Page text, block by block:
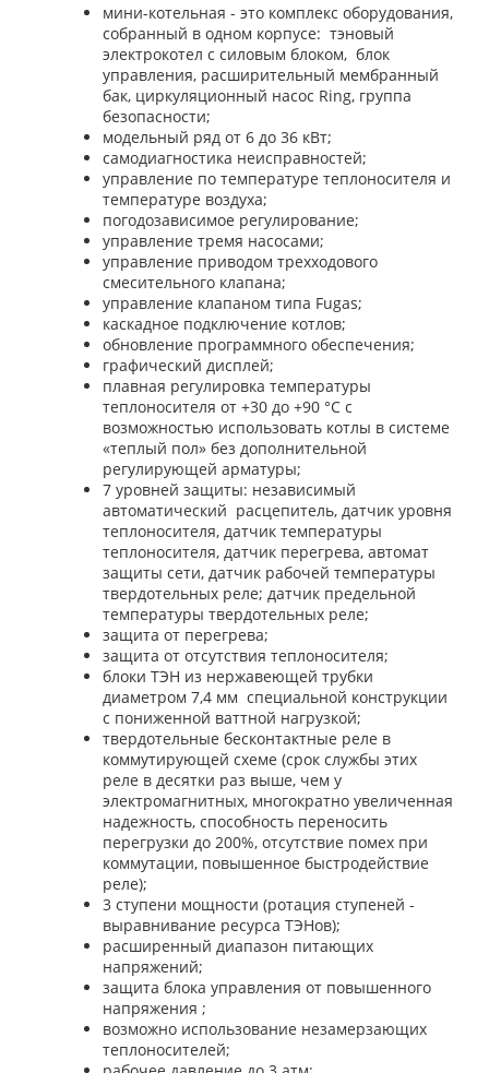
мини-котельная - это комплекс оборудования,
собранный в одном корпусе: тэновый
электрокотел с силовым блоком, блок
управления, расширительный мембранный
бак, циркуляционный насос Ring, группа
безопасности;
модельный ряд от 6 до 36 кВт;
самодиагностика неисправностей;
управление по температуре теплоносителя и
температуре воздуха;
погодозависимое регулирование;
управление тремя насосами;
управление приводом трехходового
смесительного клапана;
управление клапаном типa Fugas;
каскадное подключение котлов;
обновление программного обеспечения;
графический дисплей;
плавная регулировка температуры
теплоносителя от +30 до +90 °С с
возможностью использовать котлы в системе
«теплый пол» без дополнительной
регулирующей арматуры;
7 уровней защиты: независимый
автоматический расцепитель, датчик уровня
теплоносителя, датчик температуры
теплоносителя, датчик перегрева, автомат
защиты сети, датчик рабочей температуры
твердотельных реле; датчик предельной
температуры твердотельных реле;
защита от перегрева;
защита от отсутствия теплоносителя;
блоки ТЭН из нержавеющей трубки
диаметром 7,4 мм специальной конструкции
с пониженной ваттной нагрузкой;
твердотельные бесконтактные реле в
коммутирующей схеме (срок службы этих
реле в десятки раз выше, чем у
электромагнитных, многократно увеличенная
надежность, способность переносить
перегрузки до 200%, отсутствие помех при
коммутации, повышенное быстродействие
реле);
3 ступени мощности (ротация ступеней -
выравнивание ресурса ТЭНов);
расширенный диапазон питающих
напряжений;
защита блока управления от повышенного
напряжения ;
возможно использование незамерзающих
теплоносителей;